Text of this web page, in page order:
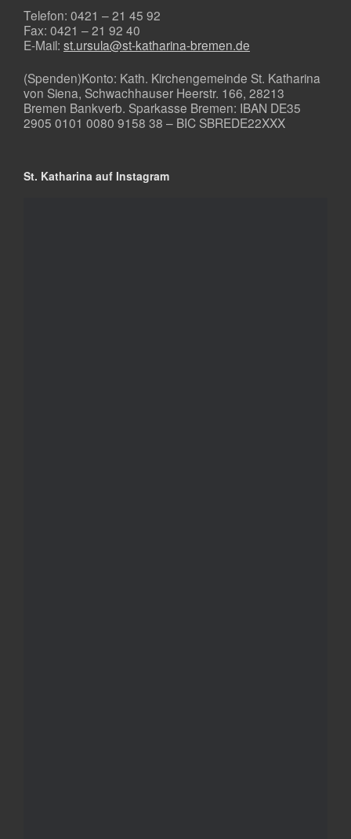
Telefon: 0421 – 21 45 92
Fax: 0421 – 21 92 40
E-Mail: st.ursula@st-katharina-bremen.de
(Spenden)Konto: Kath. Kirchengemeinde St. Katharina
von Siena, Schwachhauser Heerstr. 166, 28213
Bremen Bankverb. Sparkasse Bremen: IBAN DE35
2905 0101 0080 9158 38 – BIC SBREDE22XXX
St. Katharina auf Instagram